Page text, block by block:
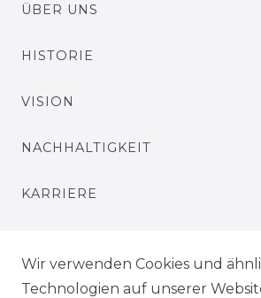
ÜBER UNS
HISTORIE
VISION
NACHHALTIGKEIT
KARRIERE
BLOG
Wir verwenden Cookies und
Technologien auf unserer